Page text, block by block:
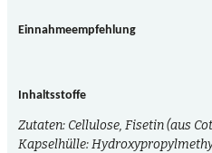
Einnahmeempfehlung
Inhaltsstoffe
Zutaten: Cellulose, Fisetin (aus
Kapselhülle: